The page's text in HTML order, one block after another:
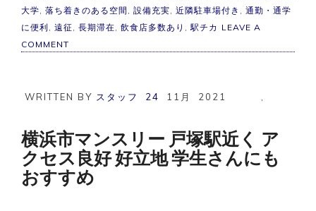
大学, 落ち着きのある空間 , 設備充実, 近隣駐車場付き , 通勤・通学
に便利 , 遠征, 長期滞在, 飲食店多数あり ,駅チカ LEAVE A
COMMENT
横
市
マ
リ
ー
駅
チ
WRITTEN BY スタッフ 24 11月 ,
2021
横浜市マンスリー 戸塚駅近く ア
クセス良好 好立地 学生さんにも
おすすめ